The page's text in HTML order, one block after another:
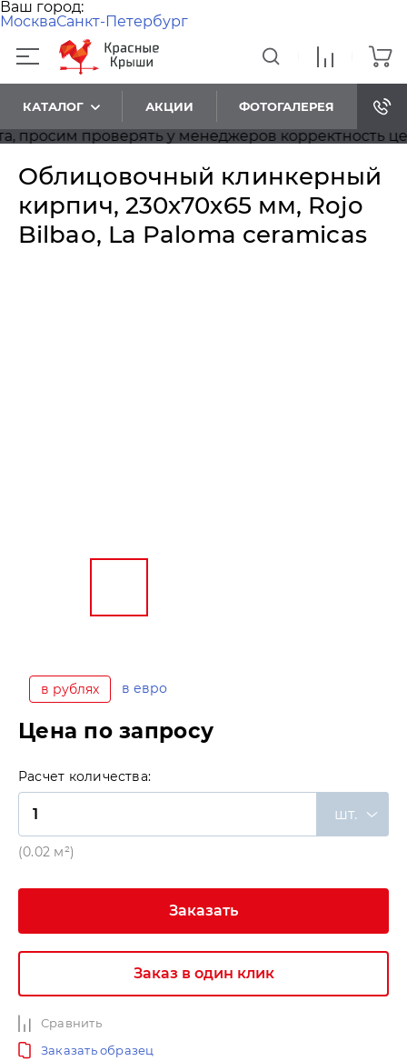
Ваш город:
МоскваСанкт-Петербург
КАТАЛОГ АКЦИИ ФОТОГАЛЕРЕЯ
проверять у менеджеров корректность цен.
Облицовочный клинкерный
кирпич, 230х70х65 мм, Rojo
Bilbao, La Paloma ceramicas
в рублях в евро
Цена по запросу
Расчет количества:
шт.
(0.02 м²)
Заказать
Заказ в один клик
Сравнить
Заказать образец